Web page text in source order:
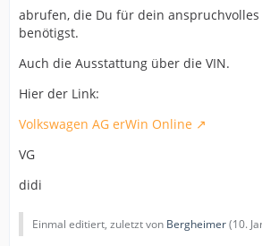
abrufen, die Du für dein anspruchvolles
benötigst.
Auch die Ausstattung über die VIN.
Hier der Link:
Volkswagen AG erWin Online
VG
didi
Einmal editiert, zuletzt von Bergheimer(10.